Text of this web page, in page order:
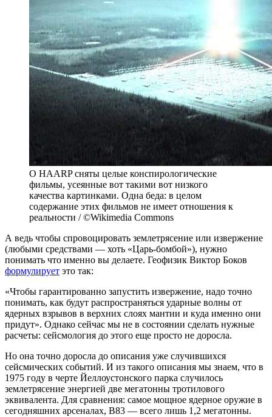
О HAARP сняты целые конспирологические
фильмы, усеянные вот такими вот низкого
качества картинками. Одна беда: в целом
содержание этих фильмов не имеет отношения к
реальности / ©Wikimedia Commons
А ведь чтобы спровоцировать землетрясение или извержение
(любыми средствами — хоть «Царь-бомбой»), нужно
понимать что именно вы делаете. Геофизик Виктор Боков
формулирует это так:
«Чтобы гарантированно запустить извержение, надо точно
понимать, как будут распространяться ударные волны от
ядерных взрывов в верхних слоях мантии и куда именно они
придут». Однако сейчас мы не в состоянии сделать нужные
расчеты: сейсмология до этого еще просто не доросла.
Но она точно доросла до описания уже случившихся
сейсмических событий. И из такого описания мы знаем, что в
1975 году в черте Йеллоустонского парка случилось
землетрясение энергией две мегатонны тротилового
эквивалента. Для сравнения: самое мощное ядерное оружие в
сегодняшних арсеналах, В83 — всего лишь 1,2 мегатонны.